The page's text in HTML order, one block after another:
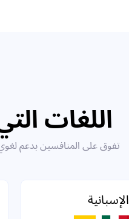
اللغات
تفوق على المنافسين بدعم
الإسبانية